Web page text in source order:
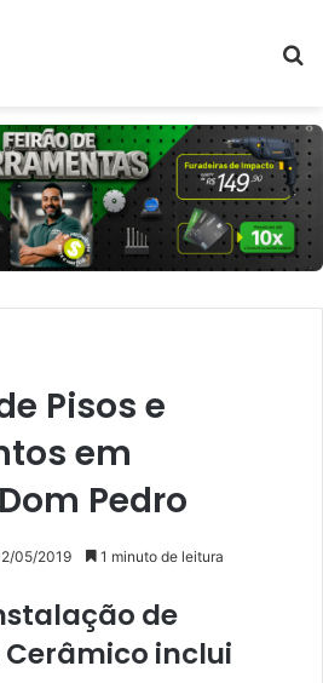
Pisos e
em
Pedro
05/2019 1 minuto de leitura
de
inclui